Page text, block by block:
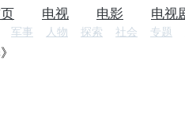
电视 电影 电视
军事 人物 探索 社会 专题